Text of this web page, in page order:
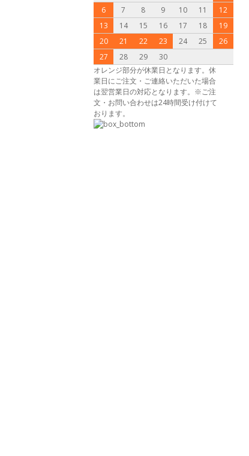
6
7 8 9 10 11
12
13
14 15 16 17 18
19
20
21 22 23 24 25
26
27
28 29
30
オレンジ部分が休業日となります。休
業日にご注文・ご連絡いただいた場合
は翌営業日の対応となります。※ご注
文・お問い合わせは24時間受け付けて
おります。